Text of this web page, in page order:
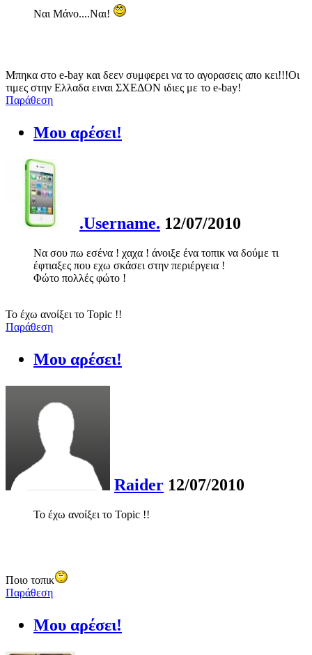
Ναι Μάνο....Ναι!
Μπηκα στο e-bay και δεεν συμφερει να το αγορασεις απο κει!!!Οι
τιμες στην Ελλαδα ειναι ΣΧΕΔΟΝ ιδιες με το e-bay!
Παράθεση
Μου αρέσει!
.Username. 12/07/2010
Να σου πω εσένα ! χαχα ! άνοιξε ένα τοπικ να δούμε τι
έφτιαξες που εχω σκάσει στην περιέργεια !
Φώτο πολλές φώτο !
Το έχω ανοίξει το Topic !!
Παράθεση
Μου αρέσει!
Raider 12/07/2010
Το έχω ανοίξει το Topic !!
Ποιο τοπικ
Παράθεση
Μου αρέσει!